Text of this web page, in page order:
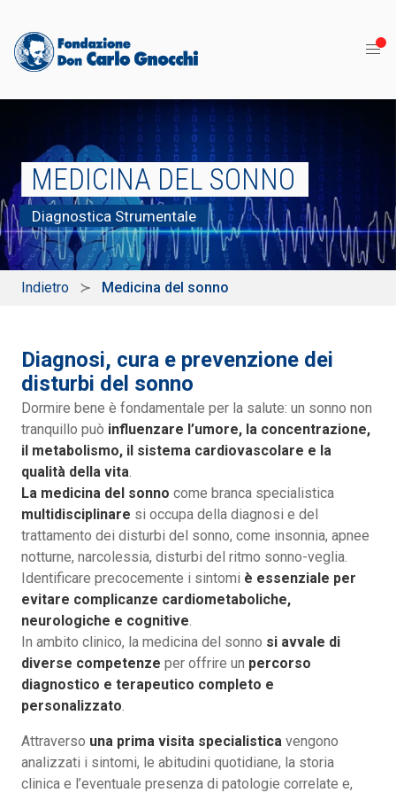
MEDICINA DEL SONNO
Diagnostica Strumentale
Indietro Medicina del sonno
Diagnosi, cura e prevenzione dei
disturbi del sonno
Dormire bene è fondamentale per la salute: un sonno non
tranquillo può influenzare l’umore, la concentrazione,
il metabolismo, il sistema cardiovascolare e la
qualità della vita.
La medicina del sonno come branca specialistica
multidisciplinare si occupa della diagnosi e del
trattamento dei disturbi del sonno, come insonnia, apnee
notturne, narcolessia, disturbi del ritmo sonno-veglia.
Identificare precocemente i sintomi è essenziale per
evitare complicanze cardiometaboliche,
neurologiche e cognitive.
In ambito clinico, la medicina del sonno si avvale di
diverse competenze per offrire un percorso
diagnostico e terapeutico completo e
personalizzato.
Attraverso una prima visita specialistica vengono
analizzati i sintomi, le abitudini quotidiane, la storia
clinica e l’eventuale presenza di patologie correlate e,